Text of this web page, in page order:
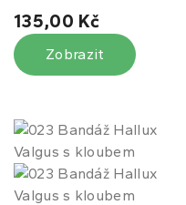
135,00 Kč
Zobrazit